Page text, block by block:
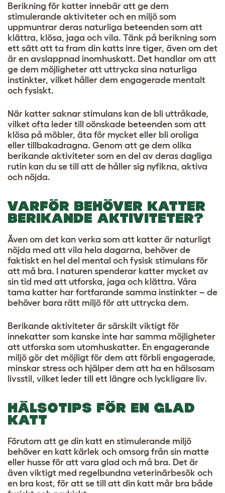
Berikning för katter innebär att ge dem
stimulerande aktiviteter och en miljö som
uppmuntrar deras naturliga beteenden som att
klättra, klösa, jaga och vila. Tänk på berikning som
ett sätt att ta fram din katts inre tiger, även om det
är en avslappnad inomhuskatt. Det handlar om att
ge dem möjligheter att uttrycka sina naturliga
instinkter, vilket håller dem engagerade mentalt
och fysiskt.
När katter saknar stimulans kan de bli uttråkade,
vilket ofta leder till oönskade beteenden som att
klösa på möbler, äta för mycket eller bli oroliga
eller tillbakadragna. Genom att ge dem olika
berikande aktiviteter som en del av deras dagliga
rutin kan du se till att de håller sig nyfikna, aktiva
och nöjda.
VARFÖR BEHÖVER KATTER
BERIKANDE AKTIVITETER?
Även om det kan verka som att katter är naturligt
nöjda med att vila hela dagarna, behöver de
faktiskt en hel del mental och fysisk stimulans för
att må bra. I naturen spenderar katter mycket av
sin tid med att utforska, jaga och klättra. Våra
tama katter har fortfarande samma instinkter – de
behöver bara rätt miljö för att uttrycka dem.
Berikande aktiviteter är särskilt viktigt för
innekatter som kanske inte har samma möjligheter
att utforska som utomhuskatter. En engagerande
miljö gör det möjligt för dem att förbli engagerade,
minskar stress och hjälper dem att ha en hälsosam
livsstil, vilket leder till ett längre och lyckligare liv.
HÄLSOTIPS FÖR EN GLAD
KATT
Förutom att ge din katt en stimulerande miljö
behöver en katt kärlek och omsorg från sin matte
eller husse för att vara glad och må bra. Det är
även viktigt med regelbundna veterinärbesök och
en bra kost, för att se till att din katt mår bra både